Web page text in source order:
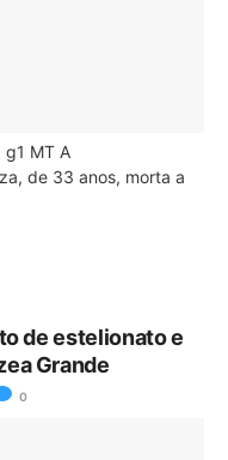
g1 MT A
de 33 anos, morta a
de estelionato e
Grande
0